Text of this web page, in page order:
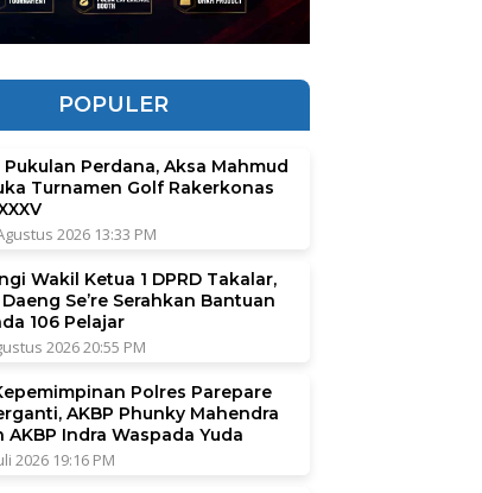
POPULER
Perdana, Aksa Mahmud
Turnamen Golf Rakerkonas
2026 13:33 PM
Wakil Ketua 1 DPRD Takalar,
Se’re Serahkan Bantuan
106 Pelajar
2026 20:55 PM
Polres Parepare
AKBP Phunky Mahendra
AKBP Indra Waspada Yuda
2026 19:16 PM